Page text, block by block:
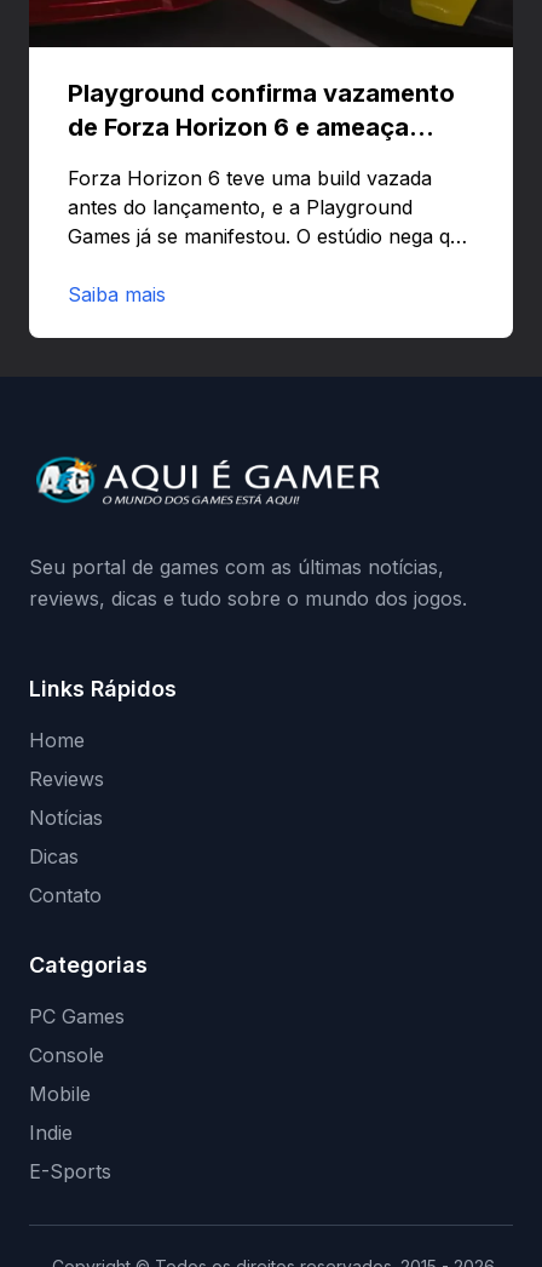
Playground confirma vazamento
de Forza Horizon 6 e ameaça
Forza Horizon 6 teve uma build vazada
antes do lançamento, e a Playground
Games já se manifestou. O estúdio nega que
preload e avisa que quem usar versões não
da Playground: negação do preload,
medidas contra acessos não autorizados
Saiba mais
Seu portal de games com as últimas notícias,
reviews, dicas e tudo sobre o mundo dos jogos.
Links Rápidos
Home
Reviews
Notícias
Dicas
Contato
Categorias
PC Games
Console
Mobile
Indie
E-Sports